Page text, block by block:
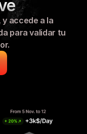
y accede a la
para validar tu